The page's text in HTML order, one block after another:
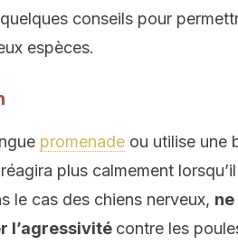
conseils pour
espèces.
promenade ou utilise une
plus calmement
le cas des chiens nerveux,
l’agressivité contre les